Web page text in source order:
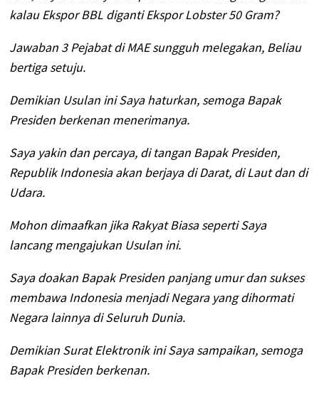
kalau Ekspor BBL diganti Ekspor Lobster 50 Gram?
Jawaban 3 Pejabat di MAE sungguh melegakan, Beliau
bertiga setuju.
Demikian Usulan ini Saya haturkan, semoga Bapak
Presiden berkenan menerimanya.
Saya yakin dan percaya, di tangan Bapak Presiden,
Republik Indonesia akan berjaya di Darat, di Laut dan di
Udara.
Mohon dimaafkan jika Rakyat Biasa seperti Saya
lancang mengajukan Usulan ini.
Saya doakan Bapak Presiden panjang umur dan sukses
membawa Indonesia menjadi Negara yang dihormati
Negara lainnya di Seluruh Dunia.
Demikian Surat Elektronik ini Saya sampaikan, semoga
Bapak Presiden berkenan.